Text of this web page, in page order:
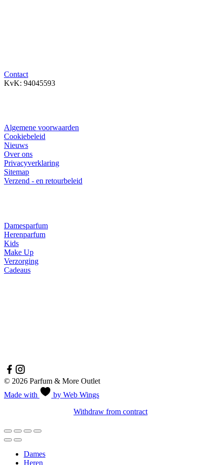
Contact
KvK: 94045593
Algemene voorwaarden
Cookiebeleid
Nieuws
Over ons
Privacyverklaring
Sitemap
Verzend - en retourbeleid
Damesparfum
Herenparfum
Kids
Make Up
Verzorging
Cadeaus
© 2026 Parfum & More Outlet
Made with
by Web Wings
Withdraw from contract
Dames
Heren